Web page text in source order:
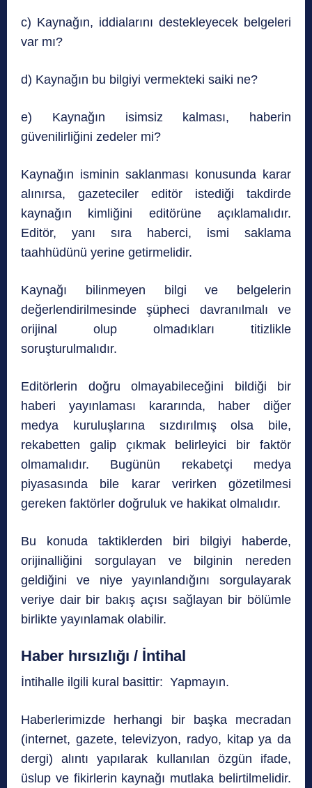
c) Kaynağın, iddialarını destekleyecek belgeleri
var mı?
d) Kaynağın bu bilgiyi vermekteki saiki ne?
e) Kaynağın isimsiz kalması, haberin
güvenilirliğini zedeler mi?
Kaynağın isminin saklanması konusunda karar
alınırsa, gazeteciler editör istediği takdirde
kaynağın kimliğini editörüne açıklamalıdır.
Editör, yanı sıra haberci, ismi saklama
taahhüdünü yerine getirmelidir.
Kaynağı bilinmeyen bilgi ve belgelerin
değerlendirilmesinde şüpheci davranılmalı ve
orijinal olup olmadıkları titizlikle
soruşturulmalıdır.
Editörlerin doğru olmayabileceğini bildiği bir
haberi yayınlaması kararında, haber diğer
medya kuruluşlarına sızdırılmış olsa bile,
rekabetten galip çıkmak belirleyici bir faktör
olmamalıdır. Bugünün rekabetçi medya
piyasasında bile karar verirken gözetilmesi
gereken faktörler doğruluk ve hakikat olmalıdır.
Bu konuda taktiklerden biri bilgiyi haberde,
orijinalliğini sorgulayan ve bilginin nereden
geldiğini ve niye yayınlandığını sorgulayarak
veriye dair bir bakış açısı sağlayan bir bölümle
birlikte yayınlamak olabilir.
Haber hırsızlığı / İntihal
İntihalle ilgili kural basittir: Yapmayın.
Haberlerimizde herhangi bir başka mecradan
(internet, gazete, televizyon, radyo, kitap ya da
dergi) alıntı yapılarak kullanılan özgün ifade,
üslup ve fikirlerin kaynağı mutlaka belirtilmelidir.